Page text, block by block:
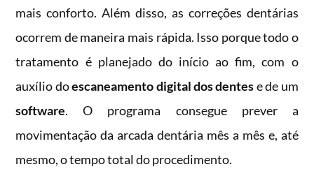
mais conforto. Além disso, as correções dentárias
ocorrem de maneira mais rápida. Isso porque todo o
tratamento é planejado do início ao fim, com o
auxílio doescaneamento digital dos dentese de um
software. O programa consegue prever a
movimentação da arcada dentária mês a mês e, até
mesmo, o tempo total do procedimento.